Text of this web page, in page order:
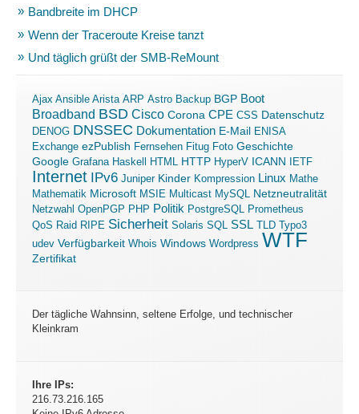
Bandbreite im DHCP
Wenn der Traceroute Kreise tanzt
Und täglich grüßt der SMB-ReMount
Ajax Ansible Arista ARP Astro Backup BGP Boot
Broadband BSD Cisco Corona CPE CSS Datenschutz
DENOG DNSSEC Dokumentation E-Mail ENISA
Exchange ezPublish Fernsehen Fitug Foto Geschichte
Google Grafana Haskell HTML HTTP HyperV ICANN IETF
Internet IPv6 Juniper Kinder Kompression Linux Mathe
Mathematik Microsoft MSIE Multicast MySQL Netzneutralität
Netzwahl OpenPGP PHP Politik PostgreSQL Prometheus
QoS Raid RIPE Sicherheit Solaris SQL SSL TLD Typo3
udev Verfügbarkeit Whois Windows Wordpress WTF
Zertifikat
Der tägliche Wahnsinn, seltene Erfolge, und technischer
Kleinkram
Ihre IPs:
216.73.216.165